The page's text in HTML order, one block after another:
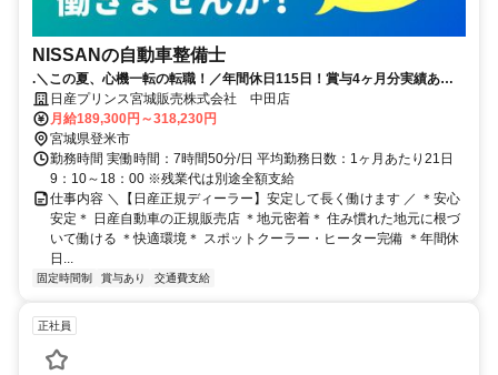
NISSANの自動車整備士
.＼この夏、心機一転の転職！／年間休日115日！賞与4ヶ月分実績あ
り！県外への転勤無し！誰もが知る安心な会社！
日産プリンス宮城販売株式会社 中田店
月給189,300円～318,230円
宮城県登米市
勤務時間 実働時間：7時間50分/日 平均勤務日数：1ヶ月あたり21日
9：10～18：00 ※残業代は別途全額支給
仕事内容 ＼【日産正規ディーラー】安定して長く働けます ／ ＊安心
安定＊ 日産自動車の正規販売店 ＊地元密着＊ 住み慣れた地元に根づ
いて働ける ＊快適環境＊ スポットクーラー・ヒーター完備 ＊年間休
日...
固定時間制 賞与あり 交通費支給
正社員